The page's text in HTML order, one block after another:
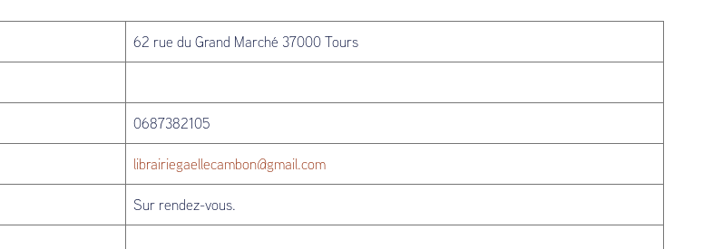
62 rue du Grand Marché 37000 Tours
0687382105
librairiegaellecambon@gmail.com
Sur rendez-vous.